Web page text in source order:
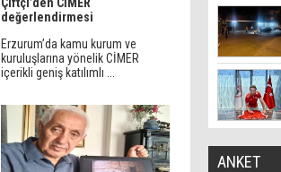
değerlendirmesi
Erzurum’da kamu kurum ve
kuruluşlarına yönelik CİMER
içerikli geniş katılımlı ...
ANKET